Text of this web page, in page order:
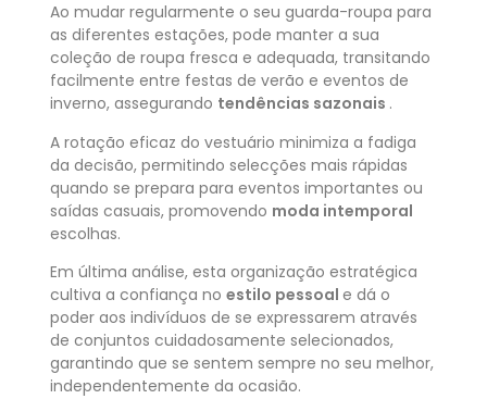
Ao mudar regularmente o seu guarda-roupa para
as diferentes estações, pode manter a sua
coleção de roupa fresca e adequada, transitando
facilmente entre festas de verão e eventos de
inverno, assegurando tendências sazonais .
A rotação eficaz do vestuário minimiza a fadiga
da decisão, permitindo selecções mais rápidas
quando se prepara para eventos importantes ou
saídas casuais, promovendo moda intemporal
escolhas.
Em última análise, esta organização estratégica
cultiva a confiança no estilo pessoal e dá o
poder aos indivíduos de se expressarem através
de conjuntos cuidadosamente selecionados,
garantindo que se sentem sempre no seu melhor,
independentemente da ocasião.